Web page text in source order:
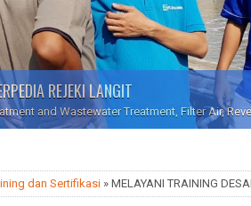
REJEKI LANGIT
and Wastewater Treatment, Filter Air,
dan Sertifikasi » MELAYANI TRAINING